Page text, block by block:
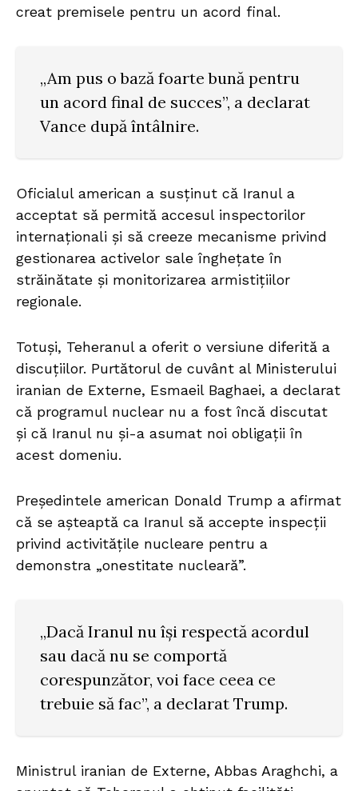
creat premisele pentru un acord final.
„Am pus o bază foarte bună pentru
un acord final de succes”, a declarat
Vance după întâlnire.
Oficialul american a susținut că Iranul a
acceptat să permită accesul inspectorilor
internaționali și să creeze mecanisme privind
gestionarea activelor sale înghețate în
străinătate și monitorizarea armistițiilor
regionale.
Totuși, Teheranul a oferit o versiune diferită a
discuțiilor. Purtătorul de cuvânt al Ministerului
iranian de Externe, Esmaeil Baghaei, a declarat
că programul nuclear nu a fost încă discutat
și că Iranul nu și-a asumat noi obligații în
acest domeniu.
Președintele american Donald Trump a afirmat
că se așteaptă ca Iranul să accepte inspecții
privind activitățile nucleare pentru a
demonstra „onestitate nucleară”.
„Dacă Iranul nu își respectă acordul
sau dacă nu se comportă
corespunzător, voi face ceea ce
trebuie să fac”, a declarat Trump.
Ministrul iranian de Externe, Abbas Araghchi, a